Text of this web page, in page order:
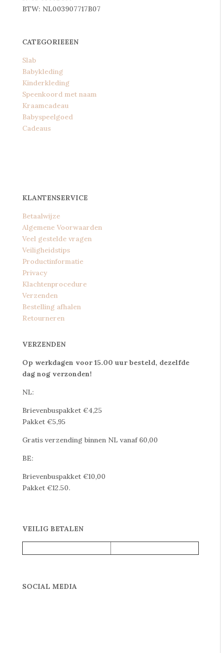
BTW: NL003907717B07
CATEGORIEEEN
Slab
Babykleding
Kinderkleding
Speenkoord met naam
Kraamcadeau
Babyspeelgoed
Cadeaus
KLANTENSERVICE
Betaalwijze
Algemene Voorwaarden
Veel gestelde vragen
Veiligheidstips
Productinformatie
Privacy
Klachtenprocedure
Verzenden
Bestelling afhalen
Retourneren
VERZENDEN
Op werkdagen voor 15.00 uur besteld, dezelfde
dag nog verzonden!
NL:
Brievenbuspakket €4,25
Pakket €5,95
Gratis verzending binnen NL vanaf 60,00
BE:
Brievenbuspakket €10,00
Pakket €12.50.
VEILIG BETALEN
SOCIAL MEDIA